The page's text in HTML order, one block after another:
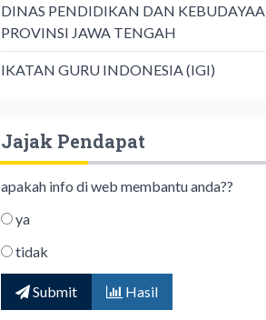
DINAS PENDIDIKAN DAN
PROVINSI JAWA TENGAH
IKATAN GURU INDONESIA (IGI)
Jajak Pendapat
apakah info di web membantu anda??
ya
tidak
Submit Hasil